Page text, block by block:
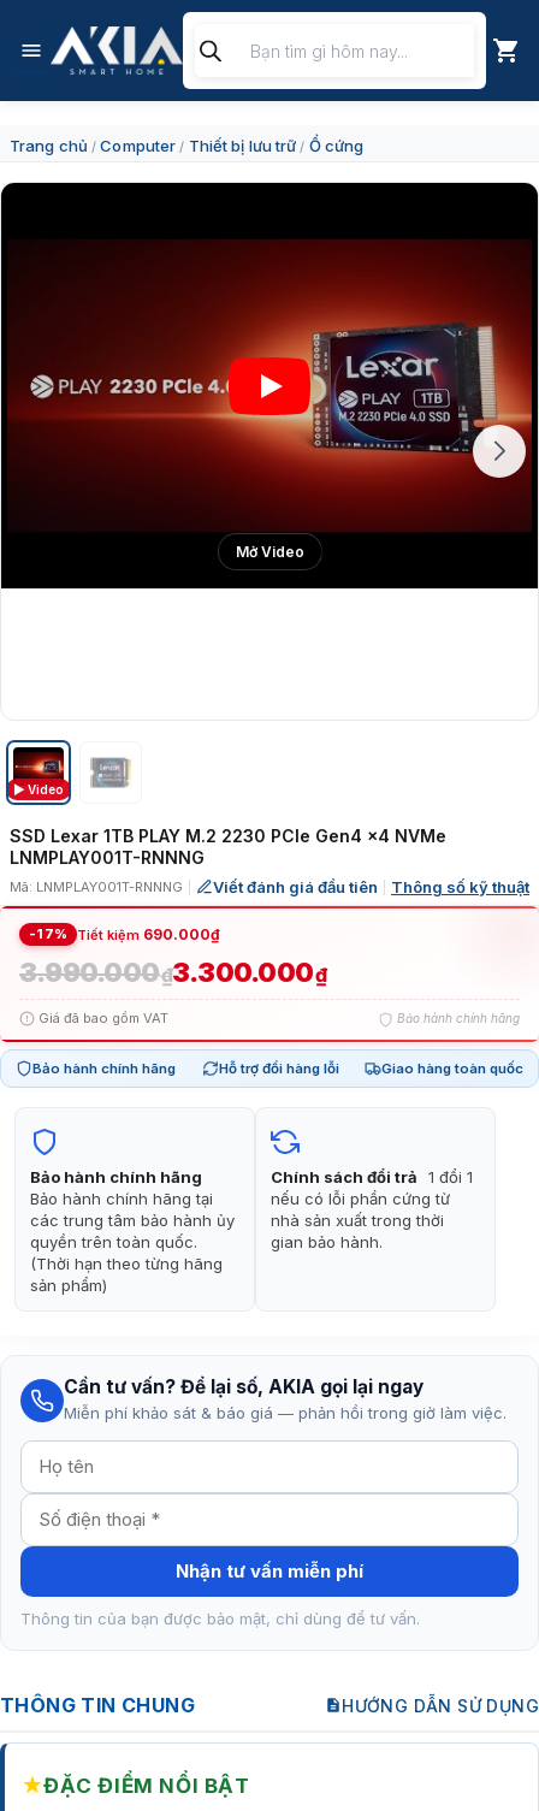
kiếm
sản
Trang chủ /Computer / Thiết bị lưu trữ / Ổ cứng
Mở Video
▶ Video
SSD Lexar 1TB PLAY M.2 2230 PCIe Gen4 x4 NVMe
LNMPLAY001T-RNNNG
Mã: LNMPLAY001T-RNNNG Viết đánh giá đầu tiên Thông số kỹ thuật
-17% Tiết kiệm 690.000₫
3.990.000₫
Giá
gốc
là:
3.990.000₫.
3.300.000₫
Giá
hiện
tại
là:
3.300.000₫.
Giá đã bao gồm VAT Bảo hành chính hãng
Bảo hành chính hãng Hỗ trợ đổi hàng lỗi Giao hàng toàn quốc
Bảo hành chính hãng
Bảo hành chính hãng tại
các trung tâm bảo hành ủy
quyền trên toàn quốc.
(Thời hạn theo từng hãng
sản phẩm)
Chính sách đổi trả
1 đổi 1
nếu có lỗi phần cứng từ
nhà sản xuất trong thời
gian bảo hành.
Cần tư vấn? Để lại số, AKIA gọi lại ngay
Miễn phí khảo sát & báo giá — phản hồi trong giờ làm việc.
Nhận tư vấn miễn phí
Thông tin của bạn được bảo mật, chỉ dùng để tư vấn.
THÔNG TIN CHUNG HƯỚNG DẪN SỬ DỤNG
★ĐẶC ĐIỂM NỔI BẬT